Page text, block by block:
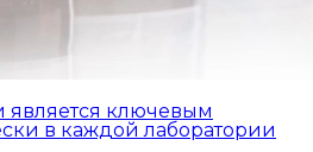
является ключевым
в каждой лаборатории